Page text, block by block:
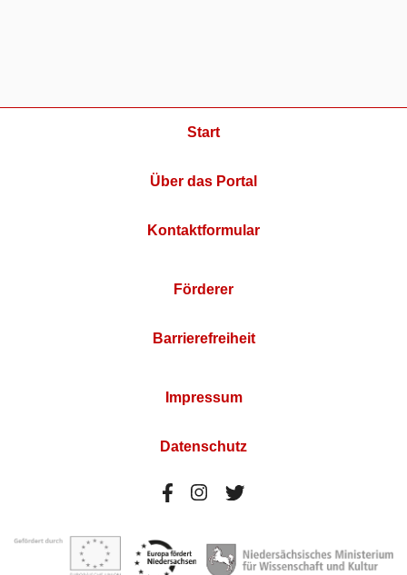
Start
Über das Portal
Kontaktformular
Förderer
Barrierefreiheit
Impressum
Datenschutz